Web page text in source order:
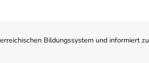
Bildungssystem und informiert